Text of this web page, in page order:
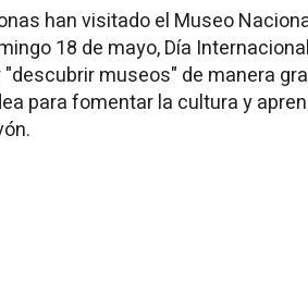
han visitado el Museo
18 de mayo, Día
museos" de manera
para fomentar la cultura y